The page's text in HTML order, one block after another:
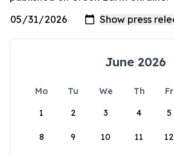
June 2026
Mo Tu We Th Fr
1
2 3 4 5
8 9 10 11 12